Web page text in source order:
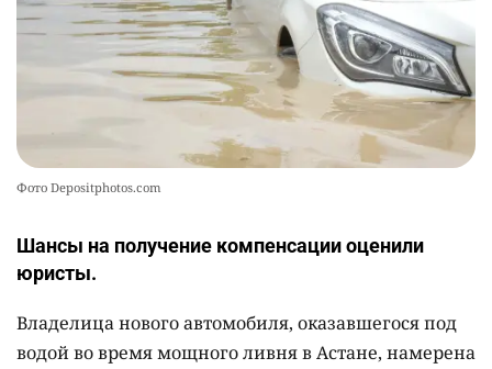
2399 3 20
Фото Depositphotos.com
Шансы на получение компенсации оценили
юристы.
Владелица нового автомобиля, оказавшегося под
водой во время мощного ливня в Астане, намерена